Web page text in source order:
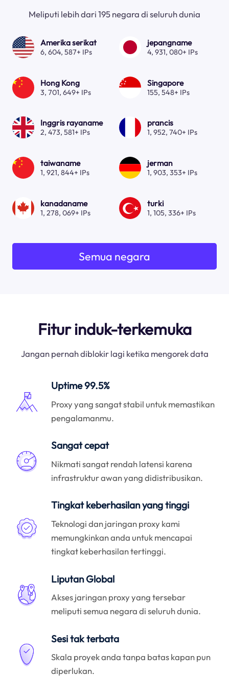
Meliputi lebih dari 195 negara di seluruh dunia
Amerika serikat
6, 604, 587+ IPs
jepangname
4, 931, 080+ IPs
Hong Kong
3, 701, 649+ IPs
Singapore
155, 548+ IPs
Inggris rayaname
2, 473, 581+ IPs
prancis
1, 952, 740+ IPs
taiwaname
1, 921, 844+ IPs
jerman
1, 903, 353+ IPs
kanadaname
1, 278, 069+ IPs
turki
1, 105, 336+ IPs
Semua negara
Fitur induk-terkemuka
Jangan pernah diblokir lagi ketika mengorek data
Uptime 99.5%
Proxy yang sangat stabil untuk memastikan
pengalamanmu.
Sangat cepat
Nikmati sangat rendah latensi karena
infrastruktur awan yang didistribusikan.
Tingkat keberhasilan yang tinggi
Teknologi dan jaringan proxy kami
memungkinkan anda untuk mencapai
tingkat keberhasilan tertinggi.
Liputan Global
Akses jaringan proxy yang tersebar
meliputi semua negara di seluruh dunia.
Sesi tak terbata
Skala proyek anda tanpa batas kapan pun
diperlukan.